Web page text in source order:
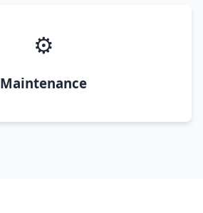
⚙️
Maintenance